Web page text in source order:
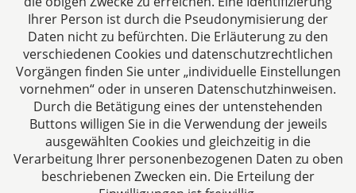
Impressum
Datenschutzerklärung
Ihrer Person ist durch die Pseudonymisierung der
Daten nicht zu befürchten. Die Erläuterung zu den
verschiedenen Cookies und datenschutzrechtlichen
Vorgängen finden Sie unter „individuelle Einstellungen
vornehmen“ oder in unseren Datenschutzhinweisen.
Durch die Betätigung eines der untenstehenden
Buttons willigen Sie in die Verwendung der jeweils
ausgewählten Cookies und gleichzeitig in die
Verarbeitung Ihrer personenbezogenen Daten zu oben
beschriebenen Zwecken ein. Die Erteilung der